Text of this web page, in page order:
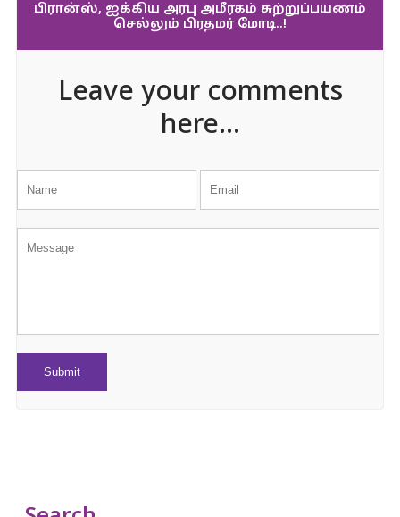
பிரான்ஸ், ஐக்கிய அரபு அமீரகம் சுற்றுப்பயணம்
செல்லும் பிரதமர் மோடி..!
Leave your comments
here...